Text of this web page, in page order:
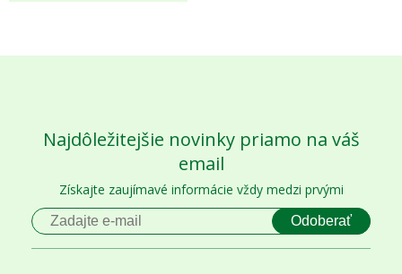
Najdôležitejšie novinky priamo na váš
email
Získajte zaujímavé informácie vždy medzi prvými
Odoberať